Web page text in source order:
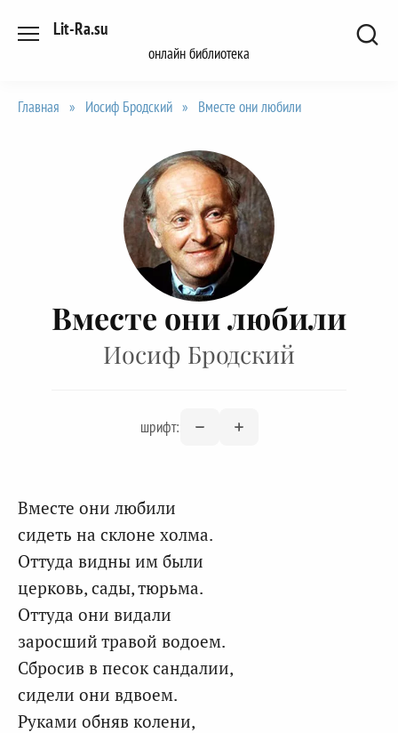
Lit-Ra.su
онлайн библиотека
Главная » Иосиф Бродский » Вместе они любили
Вместе они любили
Иосиф Бродский
шрифт:
Вместе они любили
сидеть на склоне холма.
Оттуда видны им были
церковь, сады, тюрьма.
Оттуда они видали
заросший травой водоем.
Сбросив в песок сандалии,
сидели они вдвоем.
Руками обняв колени,